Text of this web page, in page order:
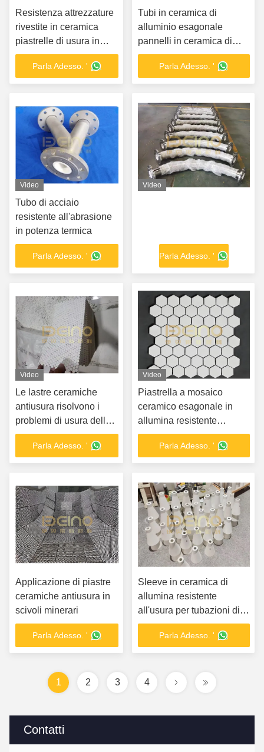
Contatti
Resistenza attrezzature
rivestite in ceramica
piastrelle di usura in
ceramica di alluminio
Parla Adesso. '
Tubi in ceramica di
alluminio esagonale
pannelli in ceramica di
gomma resistenti all'usura
Parla Adesso. '
Video
Tubo di acciaio
resistente all'abrasione
in potenza termica
Parla Adesso. '
Video
Parla Adesso. '
Video
Le lastre ceramiche
antiusura risolvono i
problemi di usura delle
attrezzature per
cemento, acciaio e
miniere.
Parla Adesso. '
Video
Piastrella a mosaico
ceramico esagonale in
allumina resistente
all'usura
Parla Adesso. '
Applicazione di piastre
ceramiche antiusura in
scivoli minerari
Parla Adesso. '
Sleeve in ceramica di
allumina resistente
all'usura per tubazioni di
trasporto pneumatiche
Parla Adesso. '
1 2 3 4